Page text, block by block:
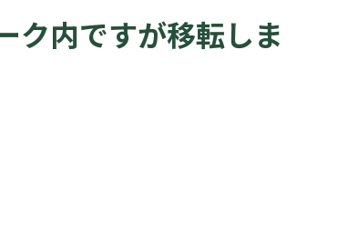
ク内ですが移転しま